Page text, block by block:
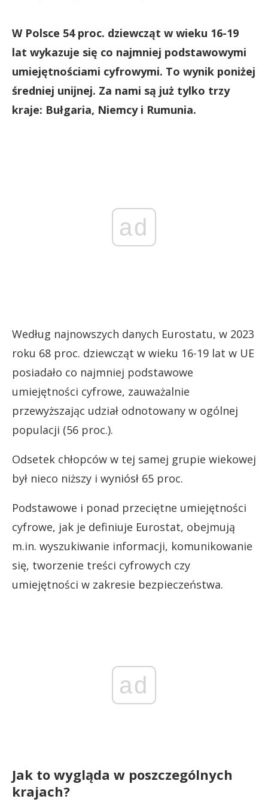
W Polsce 54 proc. dziewcząt w wieku 16-19
lat wykazuje się co najmniej podstawowymi
umiejętnościami cyfrowymi. To wynik poniżej
średniej unijnej. Za nami są już tylko trzy
kraje: Bułgaria, Niemcy i Rumunia.
ad
Według najnowszych danych Eurostatu, w 2023
roku 68 proc. dziewcząt w wieku 16-19 lat w UE
posiadało co najmniej podstawowe
umiejętności cyfrowe, zauważalnie
przewyższając udział odnotowany w ogólnej
populacji (56 proc.).
Odsetek chłopców w tej samej grupie wiekowej
był nieco niższy i wyniósł 65 proc.
Podstawowe i ponad przeciętne umiejętności
cyfrowe, jak je definiuje Eurostat, obejmują
m.in. wyszukiwanie informacji, komunikowanie
się, tworzenie treści cyfrowych czy
umiejętności w zakresie bezpieczeństwa.
ad
Jak to wygląda w poszczególnych
krajach?